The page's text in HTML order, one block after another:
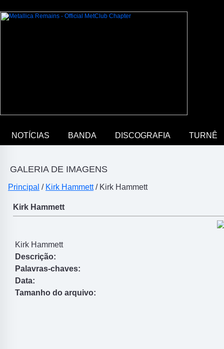
NOTÍCIAS BANDA DISCOGRAFIA TURNÊ
GALERIA DE IMAGENS
Principal / Kirk Hammett/ Kirk Hammett
Kirk Hammett
Kirk Hammett
Descrição:
Palavras-chaves:
Data:
Tamanho do arquivo: